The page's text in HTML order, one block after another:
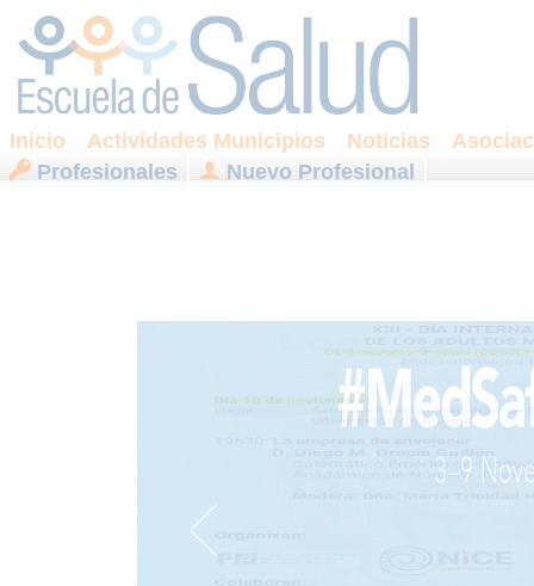
Inicio Actividades Municipios Noticias
Profesionales
Nuevo Profesional